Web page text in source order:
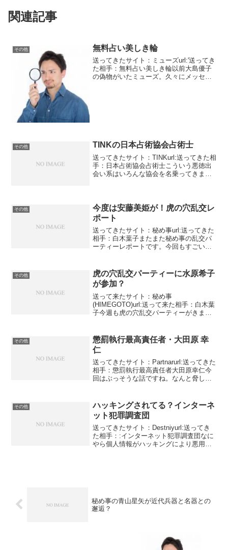
関連記事
その他 無料占い美しき輪
送ってきたサイト：ミューズurl:'送ってき
た相手：無料占い美しき輪以前大島優子
の偽物がいたミューズ。久々にメッセー
その他 TINKの日本占術協会占術士
送ってきたサイト：TINKurl:送ってきた相
手：日本占術協会占術士こういう悪徳出
会い系はいろんな協会を名乗ってきま
ません占術協会の...
その他
今度は安藤美姫が！虎の穴乱交レ
ポート
送ってきたサイト：秘め事url:送ってきた
相手：白木葉子またまた秘め事の乱交パ
ーティーレポートです。今回もすごいで
いていて女性アスリートそしてこの写真
です。この顔は完全...
その他
虎の穴乱交パーティーに水原希子
が参加？
送って来たサイト：秘め事
(HIMEGOTO)url:送って来た相手：白木葉
子今週も虎の穴乱交パーティーがきまし
す。といっても芸能人が参加したと嘘を
ついて高級料理に乱交プ...
その他
懲罰執行最高責任者・大田原 幸
仁
送ってきたサイト：Partnarurl:送ってきた
相手：懲罰執行最高責任者大田原幸仁今
回はぶっそうな話ですね。なんと脅しを
サイトでもそれと似た様なことはありま
した。し...
その他
ハッキングされてる？インターネ
ット犯罪調査団
送ってきたサイト：Destniyurl:送ってき
た相手：:インターネット犯罪調査団なに
やら個人情報がハッキングにより悪用さ
秘め事の青山星矢が近代兵器と名器との
邂逅？